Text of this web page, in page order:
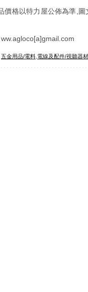
價格以特力屋公佈為準,
五金用品/電料 電線及配件/視聽器